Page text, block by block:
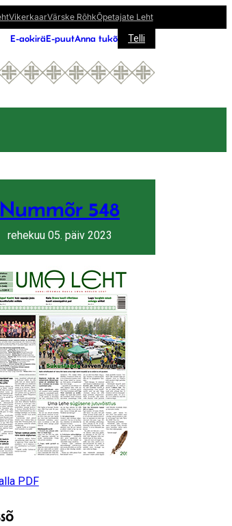
VikerkaarVärske RõhkÕpetajate Leht
E-aokiräE-puutAnna tukõ Telli
Nummõr 548
rehekuu 05. päiv 2023
PDF